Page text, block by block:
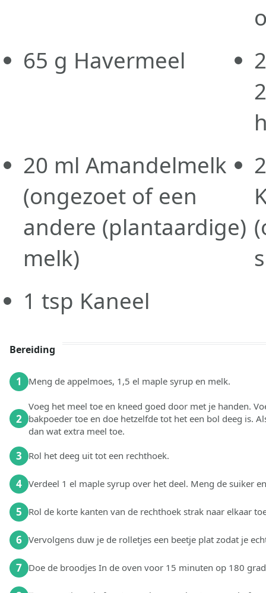
65 g Havermeel
20 ml Amandelmelk
(ongezoet of een
andere (plantaardige)
melk)
1 tsp Kaneel
Bereiding
1 Meng de appelmoes, 1,5 el maple syrup en melk.⁠
2
Voeg het meel toe en kneed goed door met je handen.
bakpoeder toe en doe hetzelfde tot het een bol deeg is.
dan wat extra meel toe.
3 Rol het deeg uit tot een rechthoek.
4 Verdeel 1 el maple syrup over het deel. Meng de suiker
5 Rol de korte kanten van de rechthoek strak naar elkaar
6 Vervolgens duw je de rolletjes een beetje plat zodat je
7 Doe de broodjes In de oven voor 15 minuten op 180